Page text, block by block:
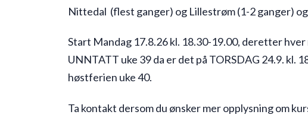
Nittedal (flest ganger) og Lillestrøm (1-2 ganger)
Start Mandag 17.8.26 kl. 18.30-19.00, deretter hver
UNNTATT uke 39 da er det på TORSDAG 24.9. kl.
høstferien uke 40.
Ta kontakt dersom du ønsker mer opplysning om